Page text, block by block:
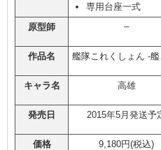
専用台座一式
原型師
–
作品名 艦隊これくしょん -
キャラ名 高雄
発売日 2015年5月発送予
価格 9,180円(税込)